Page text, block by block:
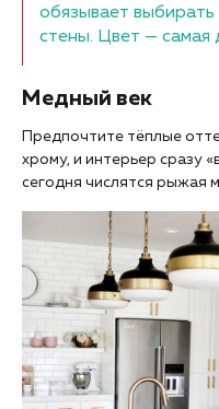
обязывает
стены. Цвет — самая
Медный век
Предпочтите тёплые
хрому, и интерьер сразу
сегодня числятся рыжая